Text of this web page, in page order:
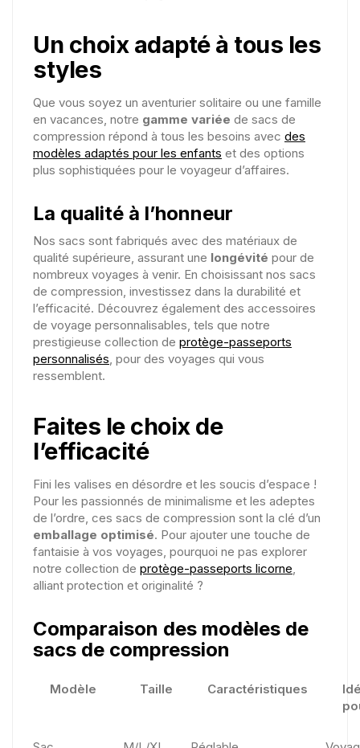
Un choix adapté à tous les
styles
Que vous soyez un aventurier solitaire ou une famille
en vacances, notre gamme variée de sacs de
compression répond à tous les besoins avec des
modèles adaptés pour les enfants et des options
plus sophistiquées pour le voyageur d’affaires.
La qualité à l’honneur
Nos sacs sont fabriqués avec des matériaux de
qualité supérieure, assurant une longévité pour de
nombreux voyages à venir. En choisissant nos sacs
de compression, investissez dans la durabilité et
l’efficacité. Découvrez également des accessoires
de voyage personnalisables, tels que notre
prestigieuse collection de protège-passeports
personnalisés , pour des voyages qui vous
ressemblent.
Faites le choix de
l’efficacité
Fini les valises en désordre et les soucis d’espace !
Pour les passionnés de minimalisme et les adeptes
de l’ordre, ces sacs de compression sont la clé d’un
emballage optimisé. Pour ajouter une touche de
fantaisie à vos voyages, pourquoi ne pas explorer
notre collection de protège-passeports licorne,
alliant protection et originalité ?
Comparaison des modèles de
sacs de compression
Modèle Taille Caractéristiques